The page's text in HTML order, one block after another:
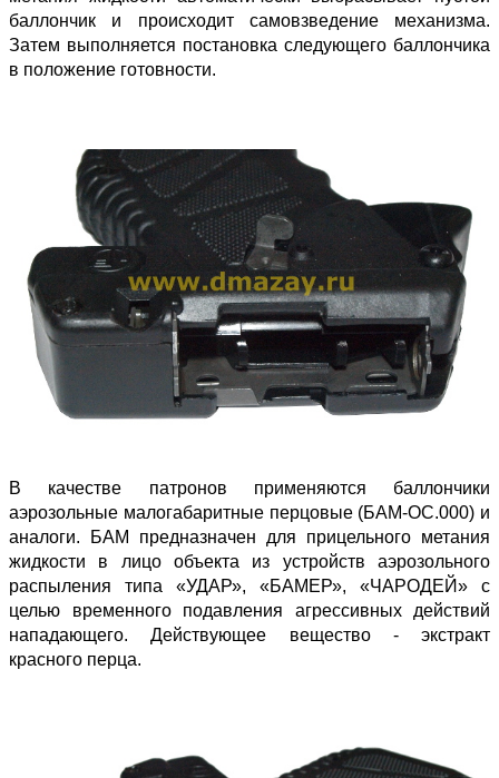
баллончик и происходит самовзведение механизма.
Затем выполняется постановка следующего баллончика
в положение готовности.
В качестве патронов применяются баллончики
аэрозольные малогабаритные перцовые (БАМ-ОС.000) и
аналоги. БАМ предназначен для прицельного метания
жидкости в лицо объекта из устройств аэрозольного
распыления типа «УДАР», «БАМЕР», «ЧАРОДЕЙ» с
целью временного подавления агрессивных действий
нападающего. Действующее вещество - экстракт
красного перца.